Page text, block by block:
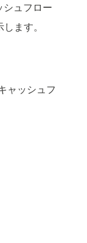
シュフロー
ます。
ャッシュフ